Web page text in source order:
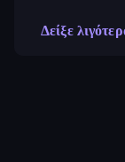
Δείξε